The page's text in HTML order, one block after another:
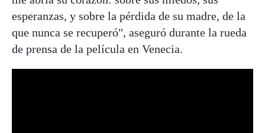
esperanzas, y sobre la pérdida de su madre, de la
que nunca se recuperó", aseguró durante la rueda
de prensa de la película en Venecia.